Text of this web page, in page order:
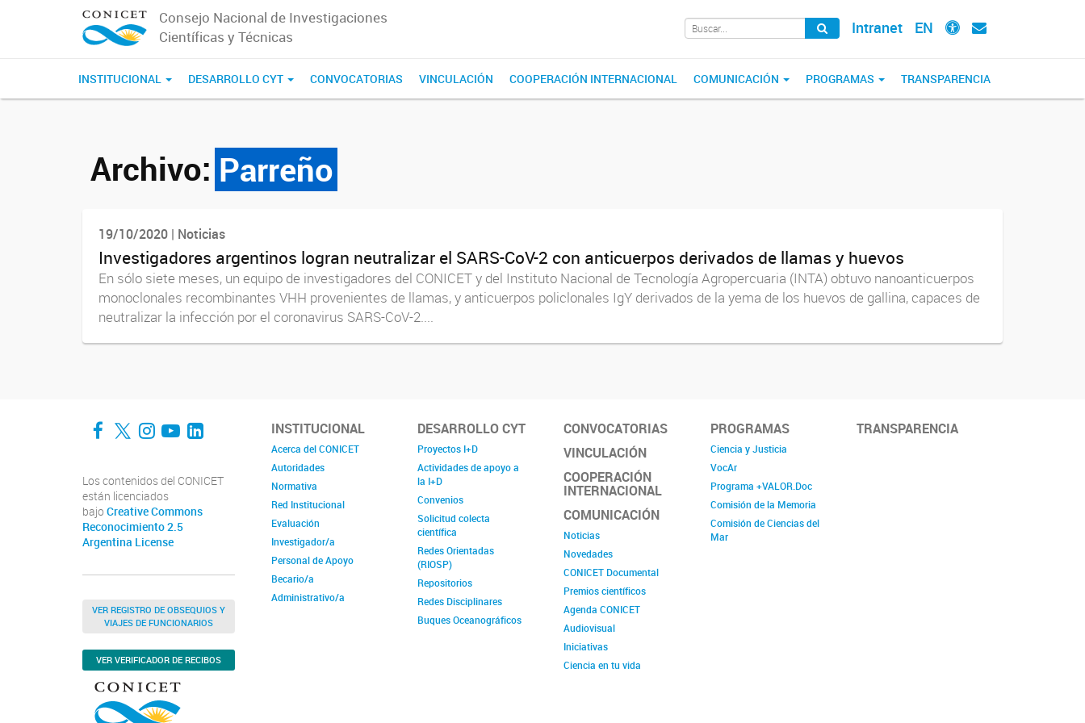
Consejo Nacional de Investigaciones
Científicas y Técnicas
Intranet EN
INSTITUCIONAL DESARROLLO CYT CONVOCATORIAS VINCULACIÓN COOPERACIÓN INTERNACIONAL COMUNICACIÓN PROGRAMAS TRANSPARENCIA
Archivo: Parreño
19/10/2020 | Noticias
Investigadores argentinos logran neutralizar el SARS-CoV-2 con anticuerpos derivados de llamas y huevos
En sólo siete meses, un equipo de investigadores del CONICET y del Instituto Nacional de Tecnología Agropercuaria (INTA) obtuvo nanoanticuerpos
monoclonales recombinantes VHH provenientes de llamas, y anticuerpos policlonales IgY derivados de la yema de los huevos de gallina, capaces de
neutralizar la infección por el coronavirus SARS-CoV-2....
Facebook
Twitter
Instagram
YouTube
LinkedIn
Los contenidos del CONICET
están licenciados
bajo Creative Commons
Reconocimiento 2.5
Argentina License
VER REGISTRO DE OBSEQUIOS Y
VIAJES DE FUNCIONARIOS
VER VERIFICADOR DE RECIBOS
INSTITUCIONAL
Acerca del CONICET
Autoridades
Normativa
Red Institucional
Evaluación
Investigador/a
Personal de Apoyo
Becario/a
Administrativo/a
DESARROLLO CYT
Proyectos I+D
Actividades de apoyo a
la I+D
Convenios
Solicitud colecta
científica
Redes Orientadas
(RIOSP)
Repositorios
Redes Disciplinares
Buques Oceanográficos
CONVOCATORIAS
VINCULACIÓN
COOPERACIÓN
INTERNACIONAL
COMUNICACIÓN
Noticias
Novedades
CONICET Documental
Premios científicos
Agenda CONICET
Audiovisual
Iniciativas
Ciencia en tu vida
PROGRAMAS
Ciencia y Justicia
VocAr
Programa +VALOR.Doc
Comisión de la Memoria
Comisión de Ciencias del
Mar
TRANSPARENCIA